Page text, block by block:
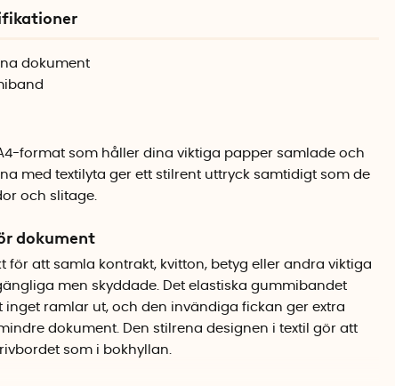
dokument
format som håller dina viktiga papper samlade och
med textilyta ger ett stilrent uttryck samtidigt som de
och slitage.
dokument
för att samla kontrakt, kvitton, betyg eller andra viktiga
men skyddade. Det elastiska gummibandet
ramlar ut, och den invändiga fickan ger extra
dokument. Den stilrena designen i textil gör att
som i bokhyllan.